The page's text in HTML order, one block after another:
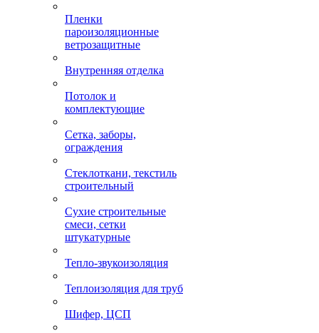
Пленки
пароизоляционные
ветрозащитные
Внутренняя отделка
Потолок и
комплектующие
Сетка, заборы,
ограждения
Стеклоткани, текстиль
строительный
Сухие строительные
смеси, сетки
штукатурные
Тепло-звукоизоляция
Теплоизоляция для труб
Шифер, ЦСП